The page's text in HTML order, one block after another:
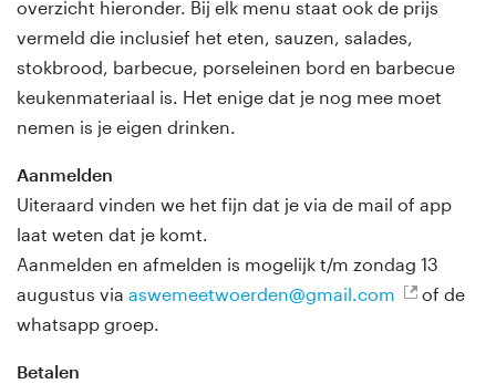
overzicht hieronder. Bij elk menu staat ook de prijs
vermeld die inclusief het eten, sauzen, salades,
stokbrood, barbecue, porseleinen bord en barbecue
keukenmateriaal is. Het enige dat je nog mee moet
nemen is je eigen drinken.
Aanmelden
Uiteraard vinden we het fijn dat je via de mail of app
laat weten dat je komt.
Aanmelden en afmelden is mogelijk t/m zondag 13
augustus via aswemeetwoerden@gmail.com
of de
whatsapp groep.
Betalen